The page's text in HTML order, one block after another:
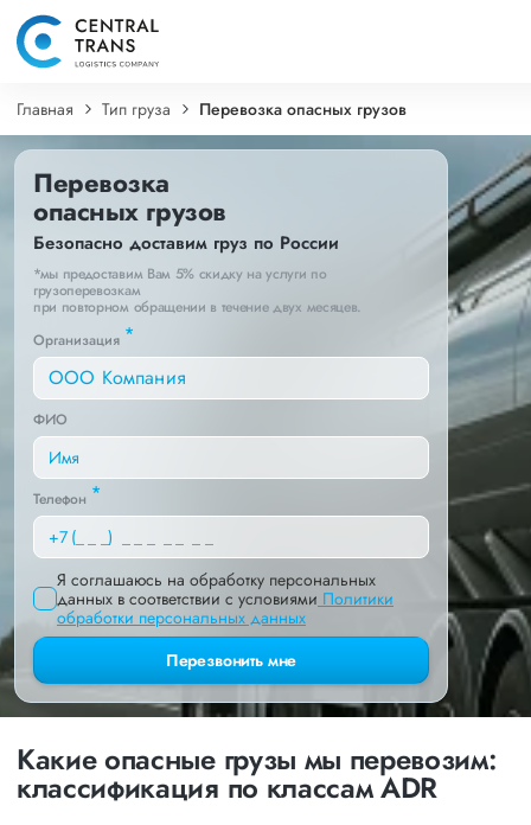
Главная Тип груза Перевозка опасных грузов
Перевозка
опасных грузов
Безопасно доставим груз по России
*мы предоставим Вам 5% скидку на услуги по
грузоперевозкам
при повторном обращении в течение двух месяцев.
Организация *
ФИО
Телефон *
Я соглашаюсь на обработку персональных
данных в соответствии с условиями Политики
обработки персональных данных
Перезвонить мне
Какие опасные грузы мы перевозим:
классификация по классам ADR